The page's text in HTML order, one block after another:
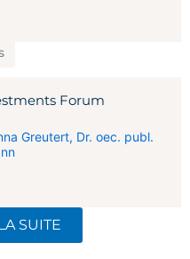
Forum
Greutert, Dr. oec. publ.
SUITE